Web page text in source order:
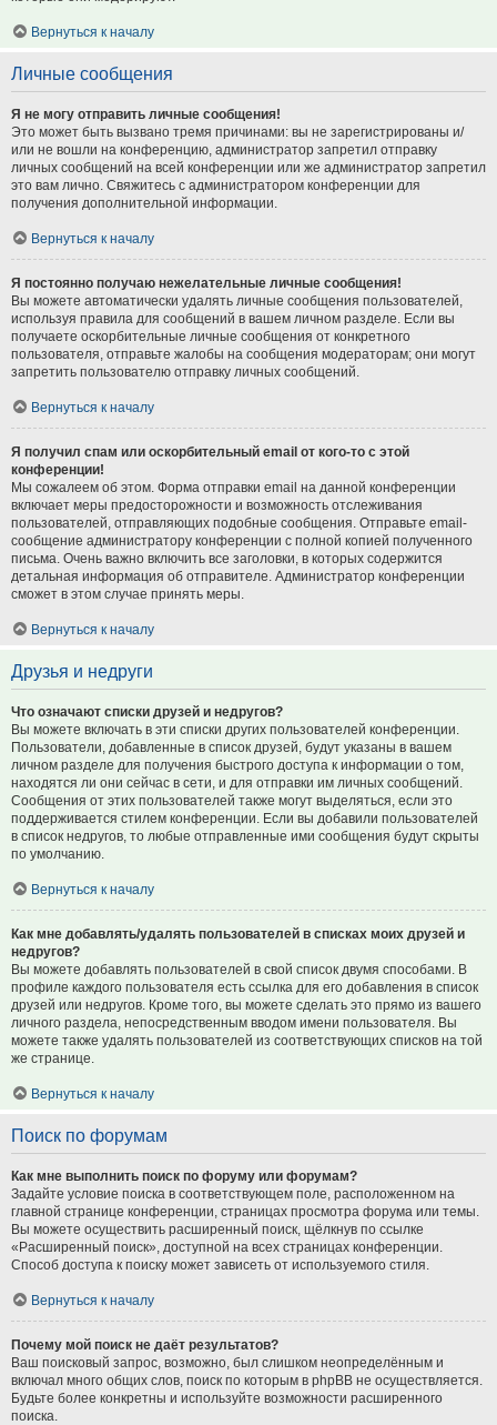
Вернуться к началу
Личные сообщения
Я не могу отправить личные сообщения!
Это может быть вызвано тремя причинами: вы не зарегистрированы и/
или не вошли на конференцию, администратор запретил отправку
личных сообщений на всей конференции или же администратор запретил
это вам лично. Свяжитесь с администратором конференции для
получения дополнительной информации.
Вернуться к началу
Я постоянно получаю нежелательные личные сообщения!
Вы можете автоматически удалять личные сообщения пользователей,
используя правила для сообщений в вашем личном разделе. Если вы
получаете оскорбительные личные сообщения от конкретного
пользователя, отправьте жалобы на сообщения модераторам; они могут
запретить пользователю отправку личных сообщений.
Вернуться к началу
Я получил спам или оскорбительный email от кого-то с этой
конференции!
Мы сожалеем об этом. Форма отправки email на данной конференции
включает меры предосторожности и возможность отслеживания
пользователей, отправляющих подобные сообщения. Отправьте email-
сообщение администратору конференции с полной копией полученного
письма. Очень важно включить все заголовки, в которых содержится
детальная информация об отправителе. Администратор конференции
сможет в этом случае принять меры.
Вернуться к началу
Друзья и недруги
Что означают списки друзей и недругов?
Вы можете включать в эти списки других пользователей конференции.
Пользователи, добавленные в список друзей, будут указаны в вашем
личном разделе для получения быстрого доступа к информации о том,
находятся ли они сейчас в сети, и для отправки им личных сообщений.
Сообщения от этих пользователей также могут выделяться, если это
поддерживается стилем конференции. Если вы добавили пользователей
в список недругов, то любые отправленные ими сообщения будут скрыты
по умолчанию.
Вернуться к началу
Как мне добавлять/удалять пользователей в списках моих друзей и
недругов?
Вы можете добавлять пользователей в свой список двумя способами. В
профиле каждого пользователя есть ссылка для его добавления в список
друзей или недругов. Кроме того, вы можете сделать это прямо из вашего
личного раздела, непосредственным вводом имени пользователя. Вы
можете также удалять пользователей из соответствующих списков на той
же странице.
Вернуться к началу
Поиск по форумам
Как мне выполнить поиск по форуму или форумам?
Задайте условие поиска в соответствующем поле, расположенном на
главной странице конференции, страницах просмотра форума или темы.
Вы можете осуществить расширенный поиск, щёлкнув по ссылке
«Расширенный поиск», доступной на всех страницах конференции.
Способ доступа к поиску может зависеть от используемого стиля.
Вернуться к началу
Почему мой поиск не даёт результатов?
Ваш поисковый запрос, возможно, был слишком неопределённым и
включал много общих слов, поиск по которым в phpBB не осуществляется.
Будьте более конкретны и используйте возможности расширенного
поиска.